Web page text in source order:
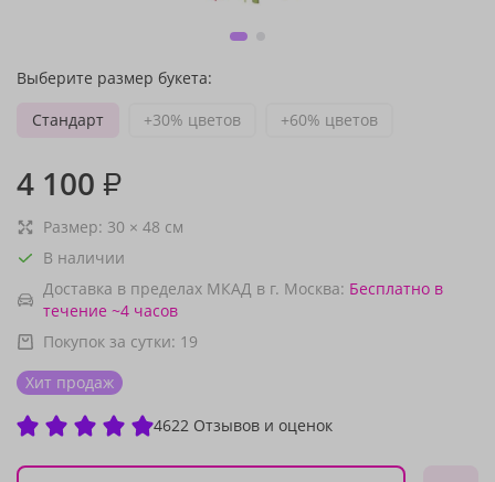
Выберите размер букета:
Стандарт
+30% цветов +60% цветов
4 100 ₽
Размер: 30 × 48 см
В наличии
Доставка в пределах МКАД в г. Москва: Бесплатно в
течение ~4 часов
Покупок за сутки: 19
Хит продаж
4622 Отзывов и оценок